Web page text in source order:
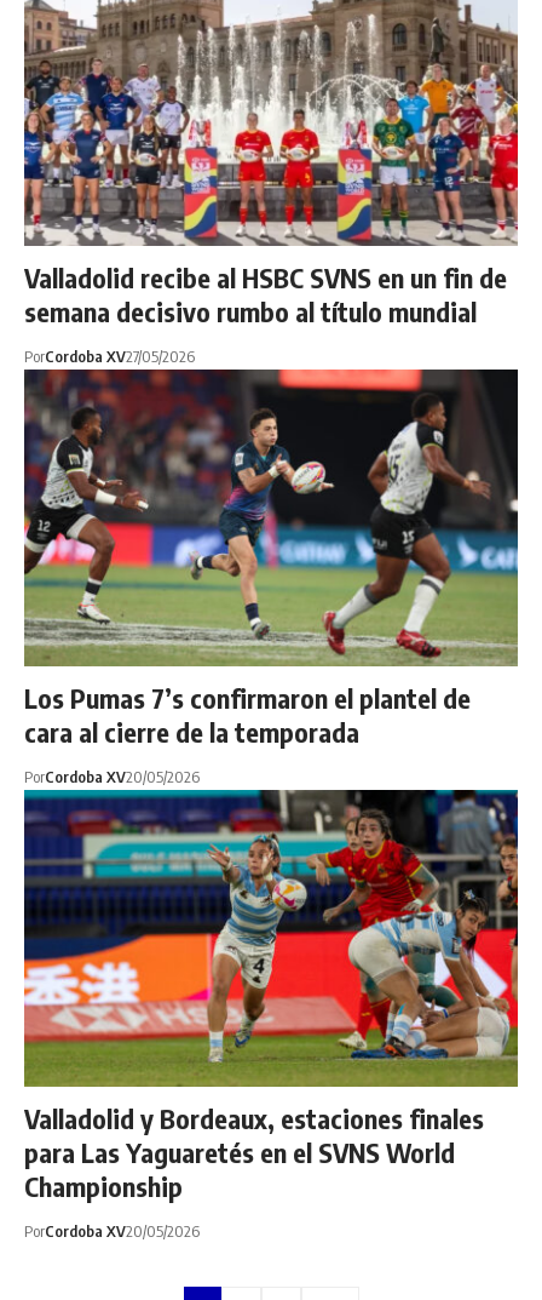
Valladolid recibe al HSBC SVNS en un fin de
semana decisivo rumbo al título mundial
PorCordoba XV27/05/2026
Los Pumas 7’s confirmaron el plantel de
cara al cierre de la temporada
PorCordoba XV20/05/2026
Valladolid y Bordeaux, estaciones finales
para Las Yaguaretés en el SVNS World
Championship
PorCordoba XV20/05/2026